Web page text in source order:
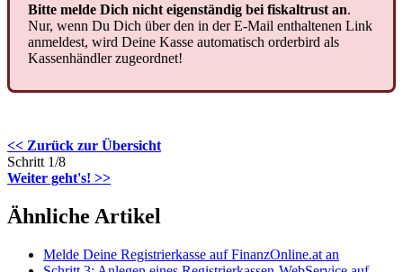
Bitte melde Dich nicht eigenständig bei fiskaltrust an.
Nur, wenn Du Dich über den in der E-Mail enthaltenen Link
anmeldest, wird Deine Kasse automatisch orderbird als
Kassenhändler zugeordnet!
<< Zurück zur Übersicht
Schritt 1/8
Weiter geht's! >>
Ähnliche Artikel
Melde Deine Registrierkasse auf FinanzOnline.at an